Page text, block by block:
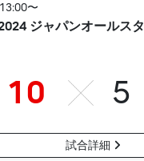
〜
ジャパンオールス
10 5
試合詳細